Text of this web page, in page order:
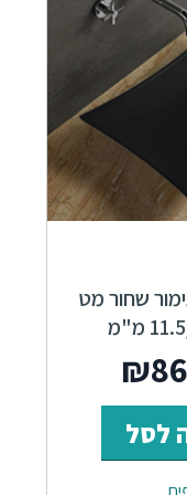
שחור מט
₪
הנוכחי
הוא:
לסל